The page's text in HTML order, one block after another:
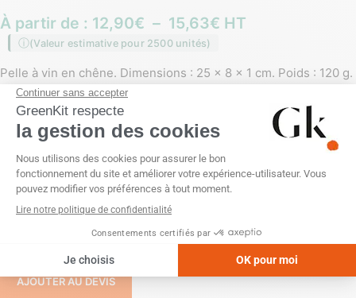
À partir de : 12,90€ – 15,63€ HT
(Valeur estimative pour 2500 unités)
Pelle à vin en chêne. Dimensions : 25 x 8 x 1 cm. Poids : 120 g.
Personnalisation : gravure laser. Zone de marquage : 10 x 10
mm. Matière : chêne français. Info utile : tient un verre de vin et
des tapas. Origine : France.
PERSONNALISATION
Gravure laser Sans personnalisation
AJOUTER AU DEVIS